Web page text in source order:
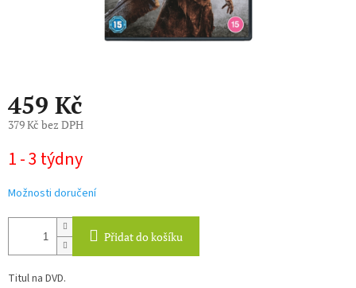
459 Kč
379 Kč bez DPH
cena:
1 - 3 týdny
Možnosti doručení
Přidat do košíku
Titul na DVD.